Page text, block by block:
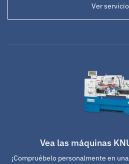
Ver
Vea las máquinas
¡Compruébelo personalmente en